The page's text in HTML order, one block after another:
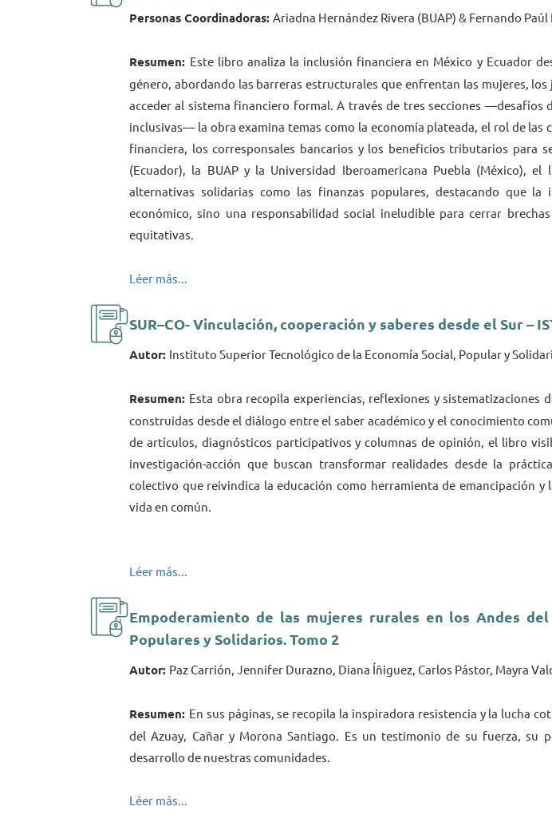
Personas Coordinadoras: Ariadna Hernández Rivera (BUAP) & Fernando Paúl
Resumen: Este libro analiza la inclusión financiera en México y Ecuador
género, abordando las barreras estructurales que enfrentan las mujeres, los
acceder al sistema financiero formal. A través de tres secciones —desafíos
inclusivas— la obra examina temas como la economía plateada, el rol de las
financiera, los corresponsales bancarios y los beneficios tributarios para
(Ecuador), la BUAP y la Universidad Iberoamericana Puebla (México),
alternativas solidarias como las finanzas populares, destacando que
económico, sino una responsabilidad social ineludible para cerrar
equitativas.
Léer más...
SUR–CO- Vinculación, cooperación y saberes desde el Sur –
Autor: Instituto Superior Tecnológico de la Economía Social, Popular y
Resumen: Esta obra recopila experiencias, reflexiones y sistematizaciones
construidas desde el diálogo entre el saber académico y el conocimiento
de artículos, diagnósticos participativos y columnas de opinión, el libro
investigación-acción que buscan transformar realidades desde la
colectivo que reivindica la educación como herramienta de emancipación
vida en común.
Léer más...
Empoderamiento de las mujeres rurales en los Andes
Populares y Solidarios. Tomo 2
Autor: Paz Carrión, Jennifer Durazno, Diana Íñiguez, Carlos Pástor, Mayra
Resumen: En sus páginas, se recopila la inspiradora resistencia y la lucha
del Azuay, Cañar y Morona Santiago. Es un testimonio de su fuerza, su
desarrollo de nuestras comunidades.
Léer más...